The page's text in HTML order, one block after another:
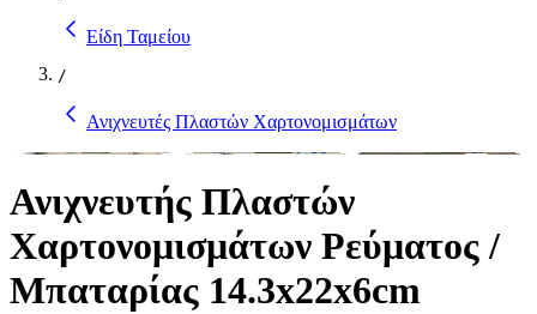
Είδη Ταμείου
/
Ανιχνευτές Πλαστών Χαρτονομισμάτων
Ανιχνευτής Πλαστών
Χαρτονομισμάτων Ρεύματος /
Μπαταρίας 14.3x22x6cm